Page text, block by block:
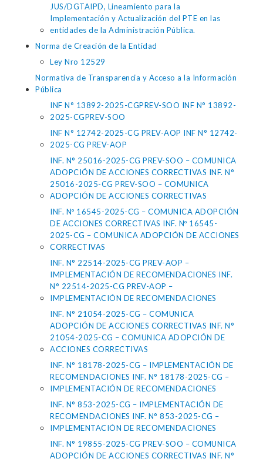
JUS/DGTAIPD, Lineamiento para la
Implementación y Actualización del PTE en las
entidades de la Administración Pública.
Norma de Creación de la Entidad
Ley Nro 12529
Normativa de Transparencia y Acceso a la Información
Pública
INF N° 13892-2025-CGPREV-SOO INF N° 13892-
2025-CGPREV-SOO
INF N° 12742-2025-CG PREV-AOP INF N° 12742-
2025-CG PREV-AOP
INF. N° 25016-2025-CG PREV-SOO – COMUNICA
ADOPCIÓN DE ACCIONES CORRECTIVAS INF. N°
25016-2025-CG PREV-SOO – COMUNICA
ADOPCIÓN DE ACCIONES CORRECTIVAS
INF. Nº 16545-2025-CG – COMUNICA ADOPCIÓN
DE ACCIONES CORRECTIVAS INF. Nº 16545-
2025-CG – COMUNICA ADOPCIÓN DE ACCIONES
CORRECTIVAS
INF. N° 22514-2025-CG PREV-AOP –
IMPLEMENTACIÓN DE RECOMENDACIONES INF.
N° 22514-2025-CG PREV-AOP –
IMPLEMENTACIÓN DE RECOMENDACIONES
INF. N° 21054-2025-CG – COMUNICA
ADOPCIÓN DE ACCIONES CORRECTIVAS INF. N°
21054-2025-CG – COMUNICA ADOPCIÓN DE
ACCIONES CORRECTIVAS
INF. N° 18178-2025-CG – IMPLEMENTACIÓN DE
RECOMENDACIONES INF. N° 18178-2025-CG –
IMPLEMENTACIÓN DE RECOMENDACIONES
INF. N° 853-2025-CG – IMPLEMENTACIÓN DE
RECOMENDACIONES INF. N° 853-2025-CG –
IMPLEMENTACIÓN DE RECOMENDACIONES
INF. N° 19855-2025-CG PREV-SOO – COMUNICA
ADOPCIÓN DE ACCIONES CORRECTIVAS INF. N°